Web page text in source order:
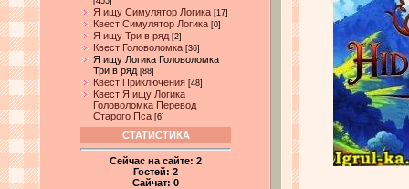
Я ищу Симулятор Логика [17]
Квест Симулятор Логика [0]
Я ищу Три в ряд [2]
Квест Головоломка [36]
Я ищу Логика Головоломка
Три в ряд [88]
Квест Приключения [48]
Квест Я ищу Логика
Головоломка Перевод
Старого Пса [6]
СТАТИСТИКА
Сейчас на сайте: 2
Гостей: 2
Сайчат: 0